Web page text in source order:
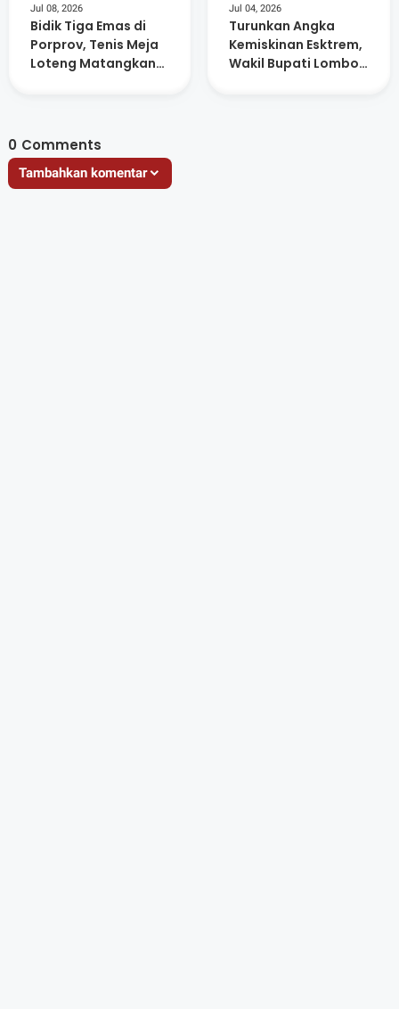
Jul 08, 2026
Bidik Tiga Emas di
Porprov, Tenis Meja
Loteng Matangkan
Jul 04, 2026
Turunkan Angka
Kemiskinan Esktrem,
Wakil Bupati Lombok
0 Comments
Tambahkan komentar